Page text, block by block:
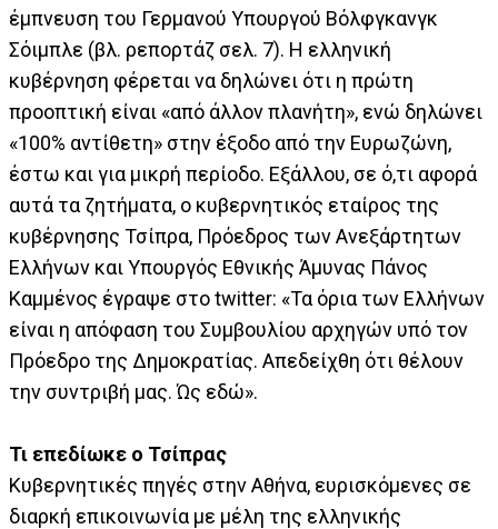
έμπνευση του Γερμανού Υπουργού Βόλφγκανγκ
Σόιμπλε (βλ. ρεπορτάζ σελ. 7). Η ελληνική
κυβέρνηση φέρεται να δηλώνει ότι η πρώτη
προοπτική είναι «από άλλον πλανήτη», ενώ δηλώνει
«100% αντίθετη» στην έξοδο από την Ευρωζώνη,
έστω και για μικρή περίοδο. Εξάλλου, σε ό,τι αφορά
αυτά τα ζητήματα, ο κυβερνητικός εταίρος της
κυβέρνησης Τσίπρα, Πρόεδρος των Ανεξάρτητων
Ελλήνων και Υπουργός Εθνικής Άμυνας Πάνος
Καμμένος έγραψε στο twitter: «Τα όρια των Ελλήνων
είναι η απόφαση του Συμβουλίου αρχηγών υπό τον
Πρόεδρο της Δημοκρατίας. Απεδείχθη ότι θέλουν
την συντριβή μας. Ώς εδώ».
Τι επεδίωκε ο Τσίπρας
Κυβερνητικές πηγές στην Αθήνα, ευρισκόμενες σε
διαρκή επικοινωνία με μέλη της ελληνικής